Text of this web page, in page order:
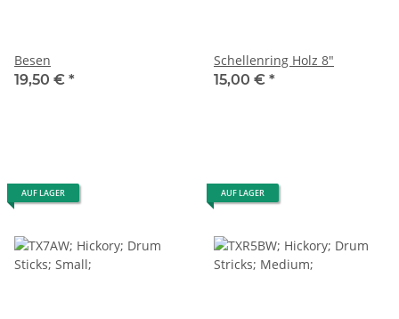
Besen
19,50 € *
Schellenring Holz 8"
15,00 € *
AUF LAGER AUF LAGER